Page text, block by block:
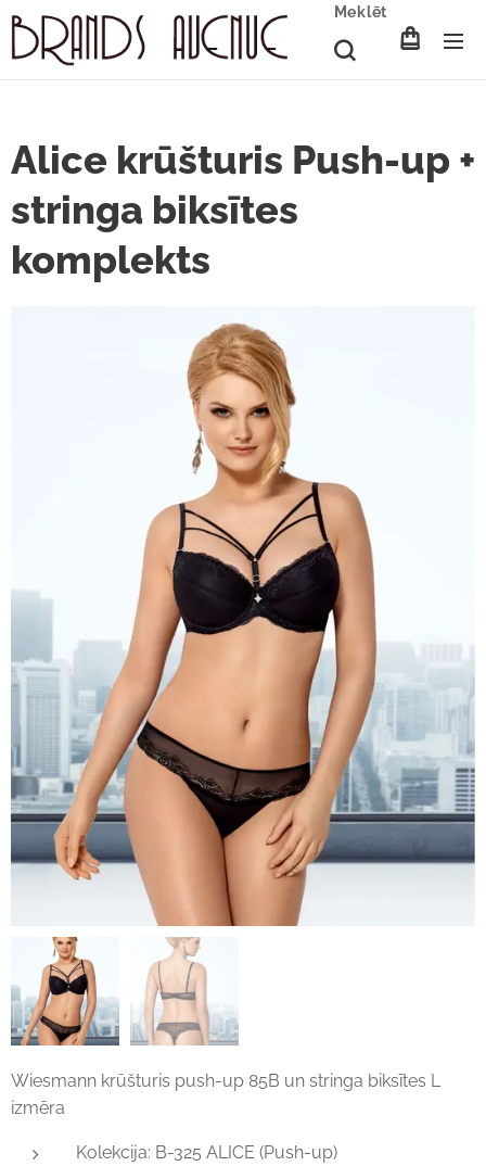
Meklēt
Alice krūšturis Push-up +
stringa biksītes
komplekts
Wiesmann krūšturis push-up 85B un stringa biksītes L
izmēra
Kolekcija: B-325 ALICE (Push-up)